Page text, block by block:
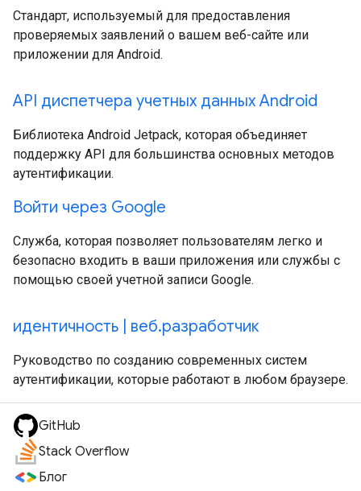
Стандарт, используемый для предоставления
проверяемых заявлений о вашем веб-сайте или
приложении для Android.
API диспетчера учетных данных Android
Библиотека Android Jetpack, которая объединяет
поддержку API для большинства основных методов
аутентификации.
Войти через Google
Служба, которая позволяет пользователям легко и
безопасно входить в ваши приложения или службы с
помощью своей учетной записи Google.
идентичность | веб.разработчик
Руководство по созданию современных систем
аутентификации, которые работают в любом браузере.
GitHub
Stack Overflow
Блог